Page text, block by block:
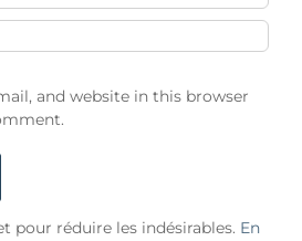
and website in this browser
pour réduire les indésirables. En